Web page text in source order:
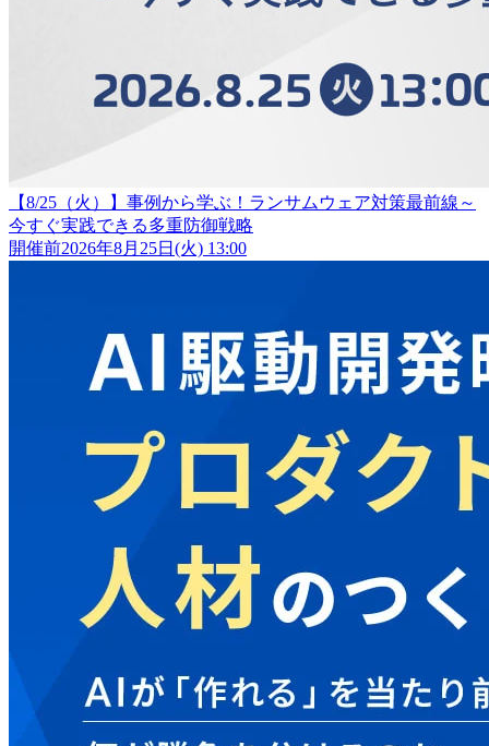
【8/25（火）】事例から学ぶ！ランサムウェア対策最前線～
今すぐ実践できる多重防御戦略
開催前2026年8月25日(火) 13:00